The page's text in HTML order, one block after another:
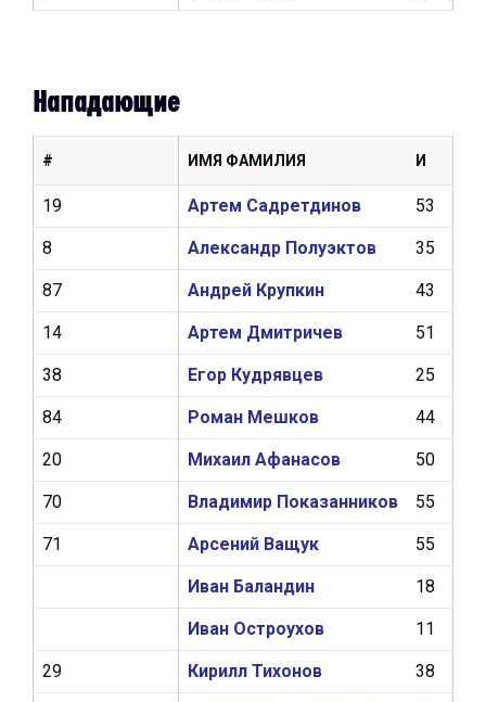
Нападающие
ИМЯ ФАМИЛИЯ И
Артем Садретдинов 53
Александр Полуэктов 35
Андрей Крупкин 43
Артем Дмитричев 51
Егор Кудрявцев 25
Роман Мешков 44
Михаил Афанасов 50
Владимир Показанников 55
Арсений Ващук 55
Иван Баландин 18
Иван Остроухов 11
Кирилл Тихонов 38
#
19
8
87
14
38
84
20
70
71
29